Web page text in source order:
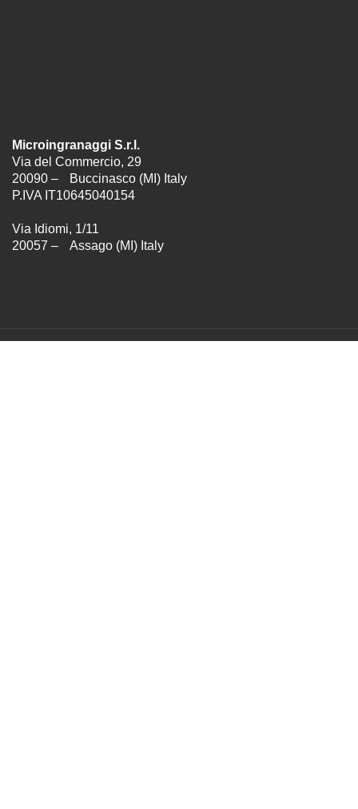
Microingranaggi S.r.l.
Via del Commercio, 29
20090 – Buccinasco (MI) Italy
P.IVA IT10645040154
Via Idiomi, 1/11
20057 – Assago (MI) Italy